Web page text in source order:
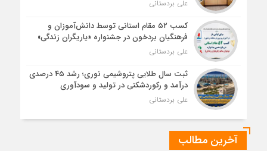
علی بردستانی
کسب ۵۲ مقام استانی توسط دانش‌آموزان و
فرهنگیان بردخون در جشنواره «یاریگران زندگی»
علی بردستانی
ثبت سال طلایی پتروشیمی نوری؛ رشد ۴۵ درصدی
درآمد و رکوردشکنی در تولید و سودآوری
علی بردستانی
آخرین مطالب